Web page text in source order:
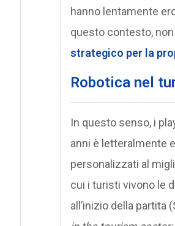
hanno lentamente
questo contesto,
strategico per la
Robotica nel
In questo senso, i
anni è letteralmente
personalizzati al
cui i turisti vivono le
all’inizio della partita